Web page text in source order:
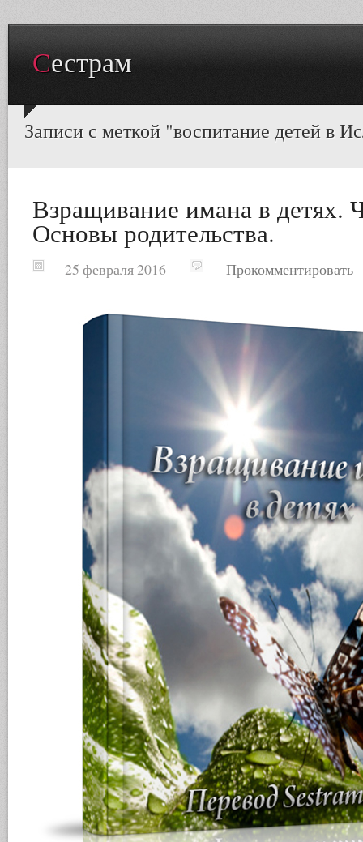
Сестрам
Записи с меткой "воспитание детей в
Взращивание имана в детях.
Основы родительства.
25 февраля 2016 Прокомментировать